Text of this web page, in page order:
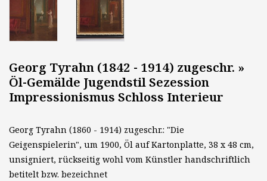
Georg Tyrahn (1842 - 1914) zugeschr. »
Öl-Gemälde Jugendstil Sezession
Impressionismus Schloss Interieur
Georg Tyrahn (1860 - 1914) zugeschr.: "Die
Geigenspielerin", um 1900, Öl auf Kartonplatte, 38 x 48 cm,
unsigniert, rückseitig wohl vom Künstler handschriftlich
betitelt bzw. bezeichnet